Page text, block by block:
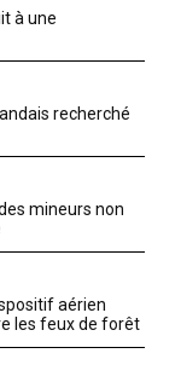
à une
recherché
mineurs non
aérien
les feux de forêt